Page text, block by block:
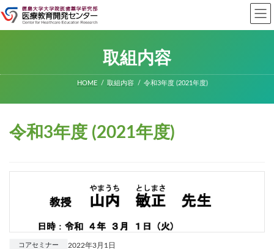
ン
プ
ビ
動
取組内容
HOME 取組内容 令和3年度 (2021年度)
令和3年度 (2021年度)
2022年3月1日
コアセミナー